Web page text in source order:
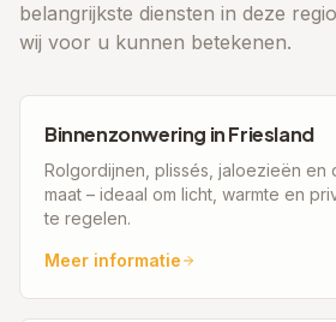
belangrijkste diensten in deze
wij voor u kunnen betekenen.
Binnenzonwering inFriesland
Rolgordijnen, plissés, jaloezieën en
maat – ideaal om licht, warmte en
te regelen.
Meer informatie